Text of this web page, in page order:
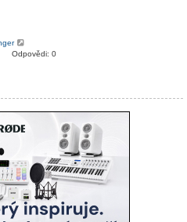
Odpovědi: 0